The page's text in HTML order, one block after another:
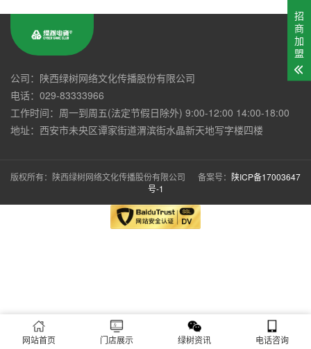
公司：陕西绿树网络文化传播股份有限公司
电话：029-83333966
工作时间：周一到周五(法定节假日除外) 9:00-12:00 14:00-18:00
地址：西安市未央区谭家街道渭滨街水晶新天地写字楼四楼
版权所有：陕西绿树网络文化传播股份有限公司 备案号： 陕ICP备17003647
号-1
网站首页 门店展示 绿树资讯 电话咨询
招
商
加
盟